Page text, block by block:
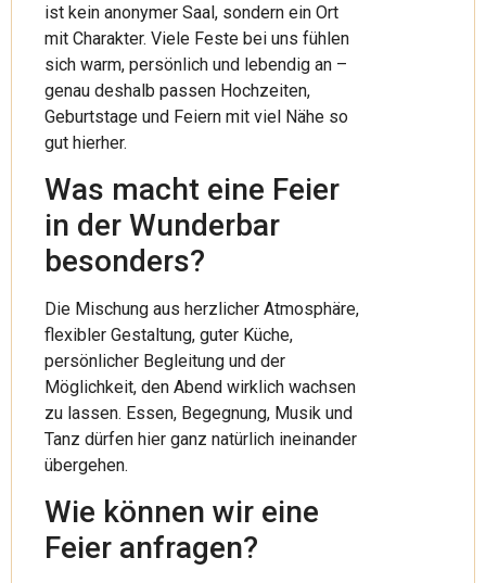
ist kein anonymer Saal, sondern ein Ort
mit Charakter. Viele Feste bei uns fühlen
sich warm, persönlich und lebendig an –
genau deshalb passen Hochzeiten,
Geburtstage und Feiern mit viel Nähe so
gut hierher.
Was macht eine Feier
in der Wunderbar
besonders?
Die Mischung aus herzlicher Atmosphäre,
flexibler Gestaltung, guter Küche,
persönlicher Begleitung und der
Möglichkeit, den Abend wirklich wachsen
zu lassen. Essen, Begegnung, Musik und
Tanz dürfen hier ganz natürlich ineinander
übergehen.
Wie können wir eine
Feier anfragen?